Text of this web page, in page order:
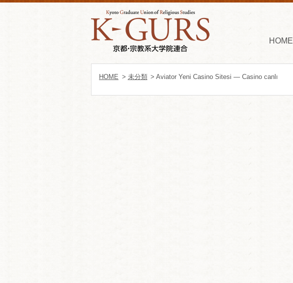
HOME
HOME > 未分類 > Aviator Yeni Casino Sitesi — Casino canlı